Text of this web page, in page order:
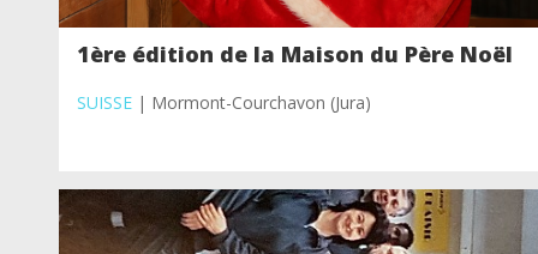
1ère édition de la Maison du Père Noël
SUISSE| Mormont-Courchavon (Jura)